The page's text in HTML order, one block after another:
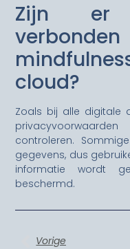
Zijn er
cloud?
Zoals bij alle digitale
controleren.
gegevens, dus
informatie wordt
beschermd.
Vorige